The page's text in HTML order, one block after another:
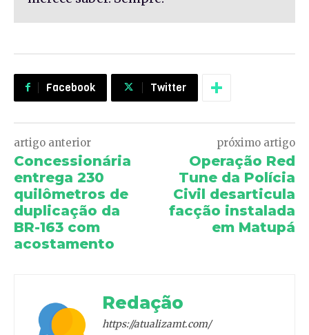
Facebook Twitter
artigo anterior
Concessionária
entrega 230
quilômetros de
duplicação da
BR-163 com
acostamento
próximo artigo
Operação Red
Tune da Polícia
Civil desarticula
facção instalada
em Matupá
Redação
https://atualizamt.com/